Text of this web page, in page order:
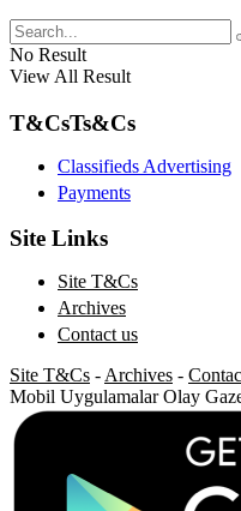
No Result
View All Result
T&CsTs&Cs
Classifieds Advertising
Payments
Site Links
Site T&Cs
Archives
Contact us
Site T&Cs - Archives -
Mobil Uygulamalar Olay